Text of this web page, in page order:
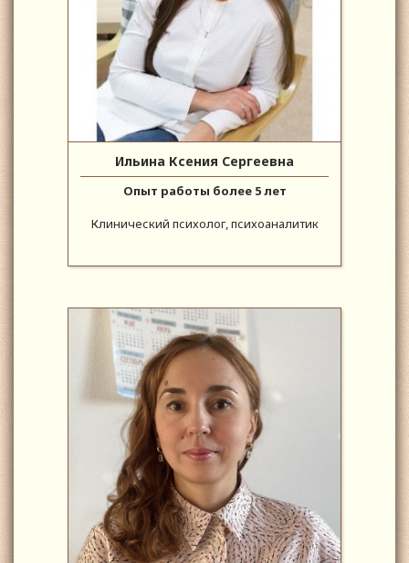
Ильина Ксения Сергеевна
Опыт работы более 5 лет
Клинический психолог, психоаналитик